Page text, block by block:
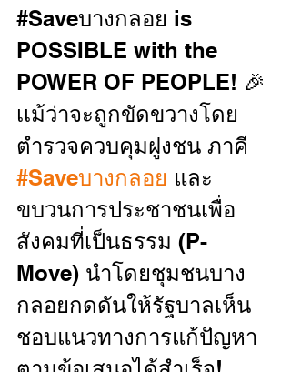
#Saveบางกลอย is
POSSIBLE with the
POWER OF PEOPLE! 🎉
เเม้ว่าจะถูกขัดขวางโดย
ตำรวจควบคุมฝูงชน ภาคี
#Saveบางกลอย และ
ขบวนการประชาชนเพื่อ
สังคมที่เป็นธรรม (P-
Move) นำโดยชุมชนบาง
กลอยกดดันให้รัฐบาลเห็น
ชอบแนวทางการแก้ปัญหา